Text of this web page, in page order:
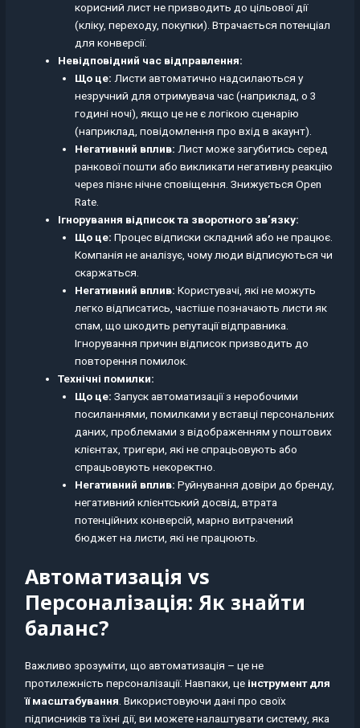
корисний лист не призводить до цільової дії
(кліку, переходу, покупки). Втрачається потенціал
для конверсії.
Невідповідний час відправлення:
Що це: Листи автоматично надсилаються у
незручний для отримувача час (наприклад, о 3
годині ночі), якщо це не є логікою сценарію
(наприклад, повідомлення про вхід в акаунт).
Негативний вплив: Лист може загубитись серед
ранкової пошти або викликати негативну реакцію
через пізнє нічне сповіщення. Знижується Open
Rate.
Ігнорування відписок та зворотного зв’язку:
Що це: Процес відписки складний або не працює.
Компанія не аналізує, чому люди відписуються чи
скаржаться.
Негативний вплив: Користувачі, які не можуть
легко відписатись, частіше позначають листи як
спам, що шкодить репутації відправника.
Ігнорування причин відписок призводить до
повторення помилок.
Технічні помилки:
Що це: Запуск автоматизації з неробочими
посиланнями, помилками у вставці персональних
даних, проблемами з відображенням у поштових
клієнтах, тригери, які не спрацьовують або
спрацьовують некоректно.
Негативний вплив: Руйнування довіри до бренду,
негативний клієнтський досвід, втрата
потенційних конверсій, марно витрачений
бюджет на листи, які не працюють.
Автоматизація vs
Персоналізація: Як знайти
баланс?
Важливо зрозуміти, що автоматизація – це не
протилежність персоналізації. Навпаки, це інструмент для
її масштабування . Використовуючи дані про своїх
підписників та їхні дії, ви можете налаштувати систему, яка